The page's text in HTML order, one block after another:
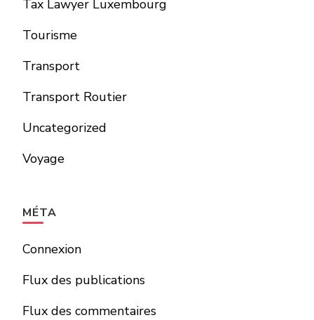
Tax Lawyer Luxembourg
Tourisme
Transport
Transport Routier
Uncategorized
Voyage
MÉTA
Connexion
Flux des publications
Flux des commentaires